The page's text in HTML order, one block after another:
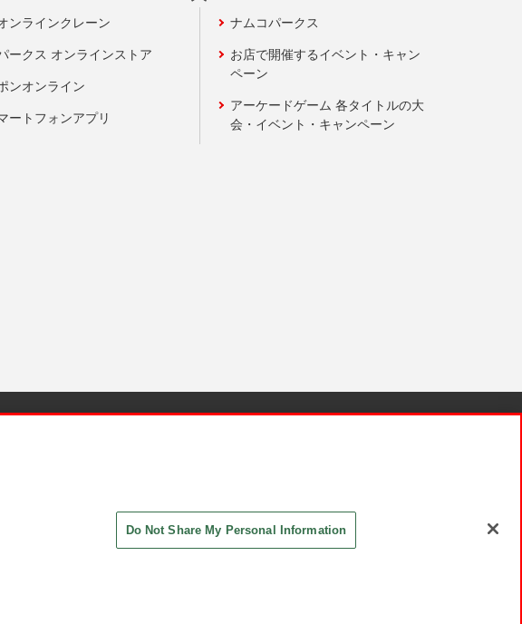
ンラインクレーン
ークス オンラインストア
ンオンライン
ートフォンアプリ
ナムコパークス
お店で開催するイベント・キャン
ペーン
アーケードゲーム 各タイトルの大
会・イベント・キャンペーン
Do Not Share My Personal Information